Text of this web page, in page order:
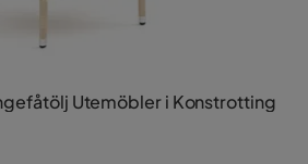
Utemöbler i Konstrotting